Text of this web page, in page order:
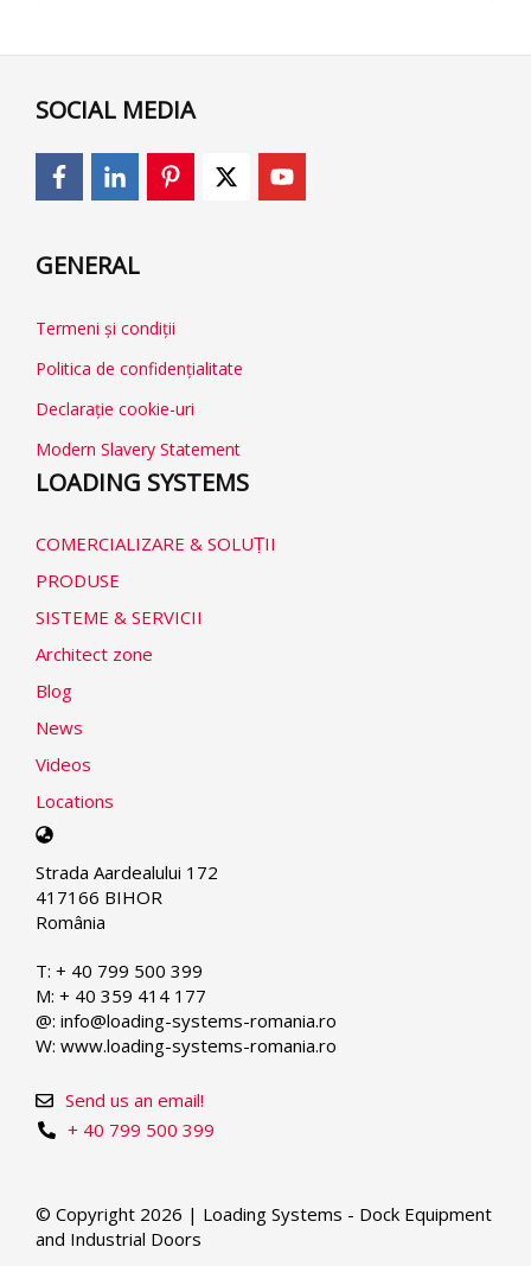
SOCIAL MEDIA
GENERAL
Termeni și condiții
Politica de confidențialitate
Declarație cookie-uri
Modern Slavery Statement
LOADING SYSTEMS
COMERCIALIZARE & SOLUṬII
PRODUSE
SISTEME & SERVICII
Architect zone
Blog
News
Videos
Locations
Select
language
Strada Aardealului 172
417166 BIHOR
România
T: + 40 799 500 399
M: + 40 359 414 177
@: info@loading-systems-romania.ro
W: www.loading-systems-romania.ro
+ 40 799 500 399
Send us an email!
© Copyright 2026 | Loading Systems - Dock Equipment
and Industrial Doors